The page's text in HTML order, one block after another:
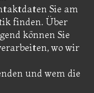
Sie am
finden. Über
können Sie
wo wir
und wem die